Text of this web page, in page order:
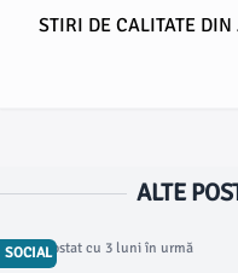
STIRI DE CALITATE
ALTE
SOCIAL
Articol postat cu 3 luni în urmă